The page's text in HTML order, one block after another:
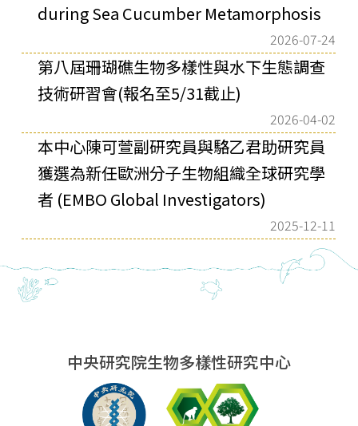
during Sea Cucumber Metamorphosis
2026-07-24
第八屆珊瑚礁生物多樣性與水下生態調查
技術研習會(報名至5/31截止)
2026-04-02
本中⼼陳可萱副研究員與駱⼄君助研究員
獲選為新任歐洲分⼦⽣物組織全球研究學
者 (EMBO Global Investigators)
2025-12-11
中央研究院生物多樣性研究中心